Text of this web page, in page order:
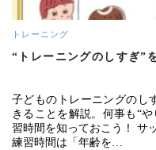
トレーニング
“トレーニングのしすぎ”
子どものトレーニングのし
きることを解説。何事も“
習時間を知っておこう！ サ
練習時間は「年齢を…